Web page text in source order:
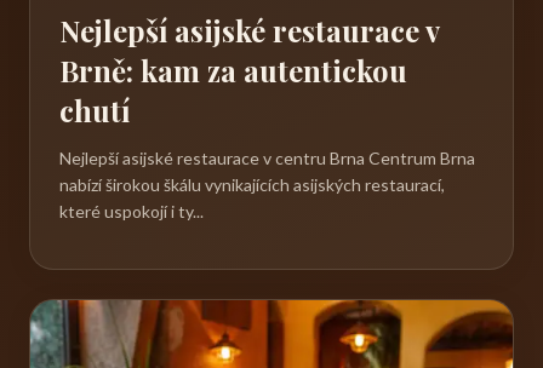
Nejlepší asijské restaurace v
Brně: kam za autentickou
chutí
Nejlepší asijské restaurace v centru Brna Centrum Brna
nabízí širokou škálu vynikajících asijských restaurací,
které uspokojí i ty...